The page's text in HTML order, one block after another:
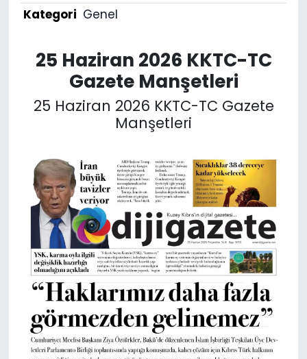
Kategori Genel
25 Haziran 2026 KKTC-TC
Gazete Manşetleri
25 Haziran 2026 KKTC-TC Gazete
Manşetleri
Politika
SAĞLIK
TÜRKiYE
Video Galeri
YAŞAM
Yazarlar